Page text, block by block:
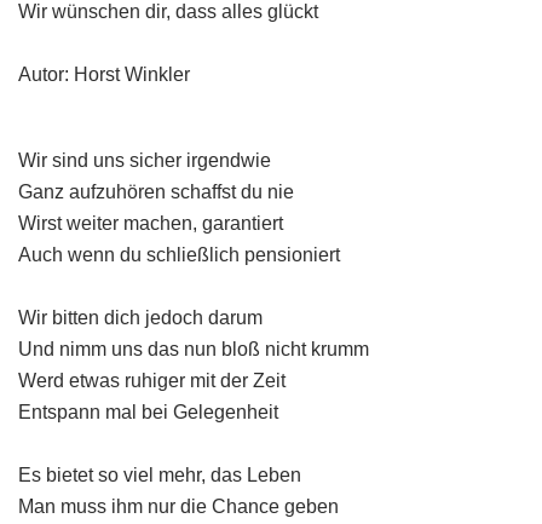
Wir wünschen dir, dass alles glückt
Autor: Horst Winkler
Wir sind uns sicher irgendwie
Ganz aufzuhören schaffst du nie
Wirst weiter machen, garantiert
Auch wenn du schließlich pensioniert
Wir bitten dich jedoch darum
Und nimm uns das nun bloß nicht krumm
Werd etwas ruhiger mit der Zeit
Entspann mal bei Gelegenheit
Es bietet so viel mehr, das Leben
Man muss ihm nur die Chance geben